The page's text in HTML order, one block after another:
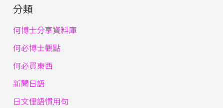
分類
何博士分享資料庫
何必博士觀點
何必買東西
新聞日語
日文俚語慣用句